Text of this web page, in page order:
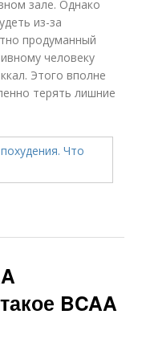
зале. Однако
из-за
продуманный
человеку
Этого вполне
терять лишние
BCAA